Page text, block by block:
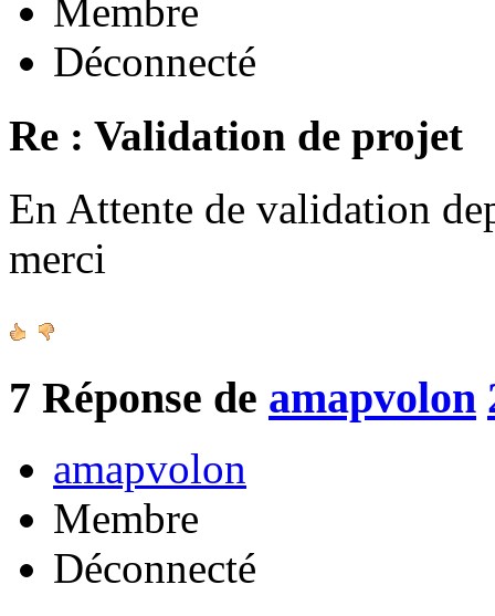
Membre
Déconnecté
Re : Validation de projet
En Attente de validation
merci
7 Réponse de amapvolon
amapvolon
Membre
Déconnecté